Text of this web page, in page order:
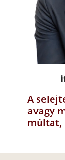
A
avagy
múltat,